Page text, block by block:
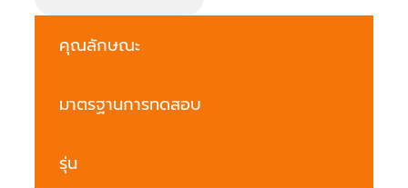
คุณลักษณะ
มาตรฐานการทดสอบ
รุ่น